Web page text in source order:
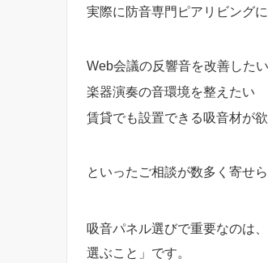
実際に防音専門ピアリビングに
Web会議の反響音を改善したい
楽器演奏の音環境を整えたい
賃貸でも設置できる吸音材が
といったご相談が数多く寄せら
吸音パネル選びで重要なのは
選ぶこと」です。